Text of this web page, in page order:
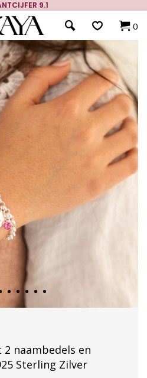
9.1
0
naambedels en
Sterling Zilver